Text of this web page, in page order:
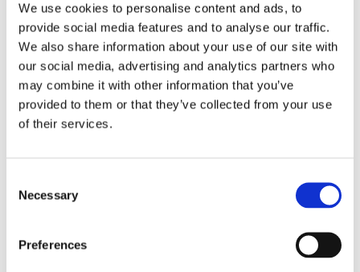
We use cookies to personalise content and ads, to
provide social media features and to analyse our traffic.
We also share information about your use of our site with
our social media, advertising and analytics partners who
may combine it with other information that you’ve
provided to them or that they’ve collected from your use
of their services.
Selection
Necessary
Preferences
Kjøp produkt uten print
Ekstra informasjon
Send forespørsel om produkt med print
Dekorasjonsalternativer
Dekorasjonpriser
På lager
På lager